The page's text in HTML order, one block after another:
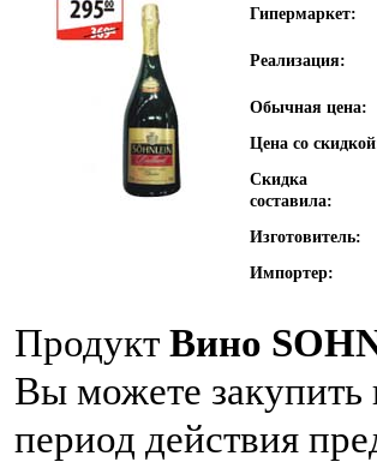
Гипермаркет:
Реализация:
Обычная цена:
Цена со
Скидка
составила:
Изготовитель:
Импортер:
Продукт Вино
Вы можете закупить
период действия